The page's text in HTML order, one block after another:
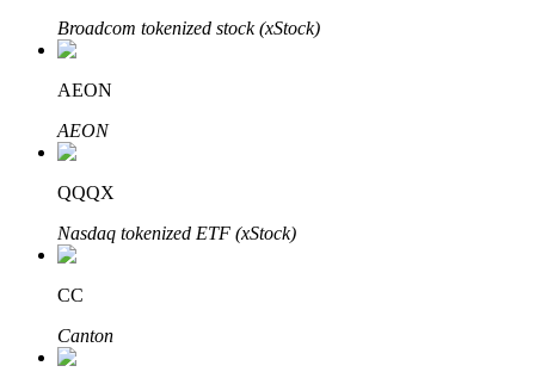
พันธมิตร Bitrue
มากถึง 65% คอมมิชชั่น!
Broadcom tokenized stock (xStock)
AEON
AEON
QQQX
Nasdaq tokenized ETF (xStock)
CC
Canton